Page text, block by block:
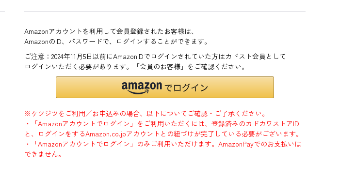
Amazonアカウントを利用して会員登録されたお客様は、
AmazonのID、パスワードで、ログインすることができます。
ご注意：2024年11月5日以前にAmazonIDでログインされていた方はカドスト会員として
ログインいただく必要があります。「会員のお客様」をご確認ください。
※ケツジツをご利用／お申込みの場合、以下についてご確認・ご了承ください。
・「Amazonアカウントでログイン」をご利用いただくには、登録済みのカドカワストアID
と、ログインをするAmazon.co.jpアカウントとの紐づけが完了している必要がございます。
・「Amazonアカウントでログイン」のみご利用いただけます。AmazonPayでのお支払いは
できません。